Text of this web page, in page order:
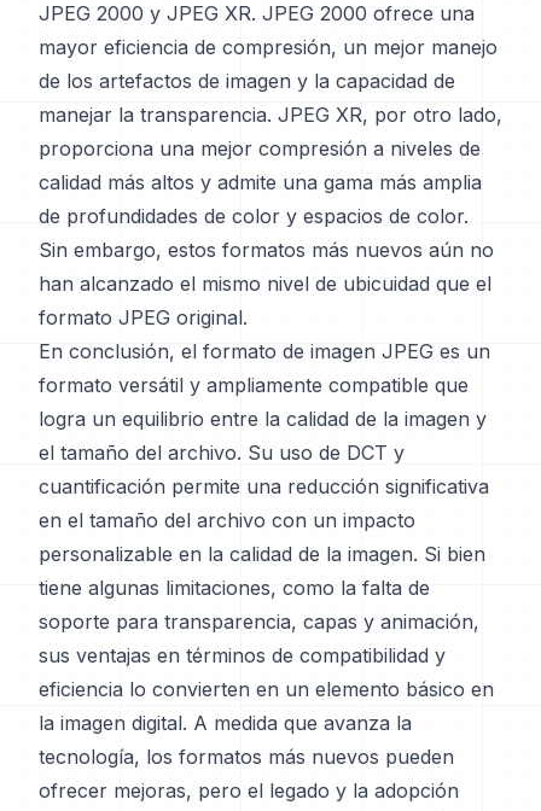
JPEG 2000 y JPEG XR. JPEG 2000 ofrece una
mayor eficiencia de compresión, un mejor manejo
de los artefactos de imagen y la capacidad de
manejar la transparencia. JPEG XR, por otro lado,
proporciona una mejor compresión a niveles de
calidad más altos y admite una gama más amplia
de profundidades de color y espacios de color.
Sin embargo, estos formatos más nuevos aún no
han alcanzado el mismo nivel de ubicuidad que el
formato JPEG original.
En conclusión, el formato de imagen JPEG es un
formato versátil y ampliamente compatible que
logra un equilibrio entre la calidad de la imagen y
el tamaño del archivo. Su uso de DCT y
cuantificación permite una reducción significativa
en el tamaño del archivo con un impacto
personalizable en la calidad de la imagen. Si bien
tiene algunas limitaciones, como la falta de
soporte para transparencia, capas y animación,
sus ventajas en términos de compatibilidad y
eficiencia lo convierten en un elemento básico en
la imagen digital. A medida que avanza la
tecnología, los formatos más nuevos pueden
ofrecer mejoras, pero el legado y la adopción